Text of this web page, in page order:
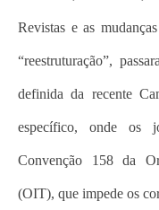
Revistas e as
“reestruturação”,
definida da recente
específico, onde os
Convenção 158 da
(OIT), que impede os